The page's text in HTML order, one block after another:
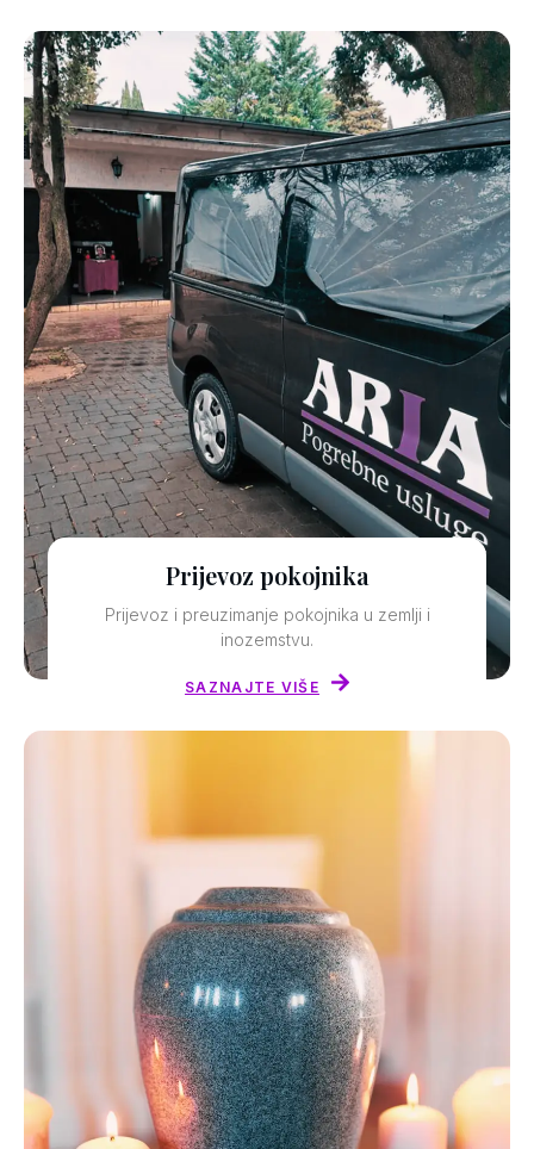
Prijevoz pokojnika
Prijevoz i preuzimanje pokojnika u zemlji i
inozemstvu.
SAZNAJTE VIŠE